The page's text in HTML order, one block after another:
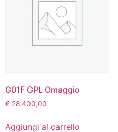
G01F GPL Omaggio
€ 28.400,00
Aggiungi al carrello